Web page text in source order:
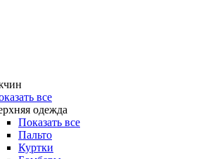
все
одежда
Показать все
Пальто
Куртки